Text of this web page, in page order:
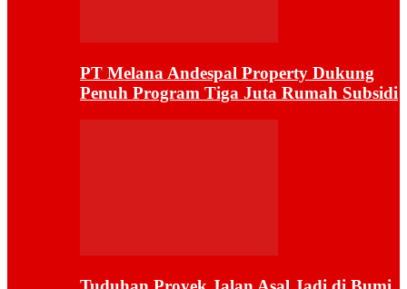
PT Melana Andespal Property Dukung
Penuh Program Tiga Juta Rumah Subsidi